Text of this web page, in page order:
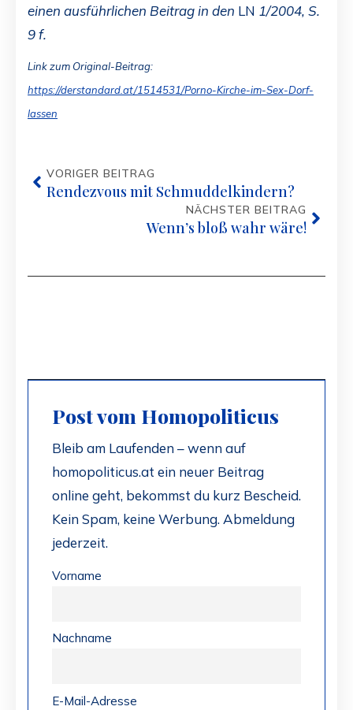
einen ausführlichen Beitrag in den LN 1/2004, S.
9 f.
Link zum Original-Beitrag:
https://derstandard.at/1514531/Porno-Kirche-im-Sex-Dorf-
lassen
VORIGER BEITRAG
Rendezvous mit Schmuddelkindern?
NÄCHSTER BEITRAG
Wenn’s bloß wahr wäre!
Post vom Homopoliticus
Bleib am Laufenden – wenn auf
homopoliticus.at ein neuer Beitrag
online geht, bekommst du kurz Bescheid.
Kein Spam, keine Werbung. Abmeldung
jederzeit.
Vorname
Nachname
E-Mail-Adresse